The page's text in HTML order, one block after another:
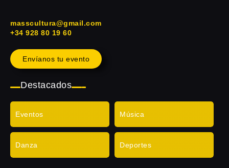
masscultura@gmail.com
+34 928 80 19 60
Envíanos tu evento
Destacados
Eventos Música
Danza Deportes